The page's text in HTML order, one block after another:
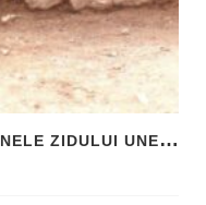
S
TATUIE CUPRINSĂ ÎNTRE RUINELE ZIDULUI UNEI CLĂDIRI, DESCOPERITĂ LA FILIPI